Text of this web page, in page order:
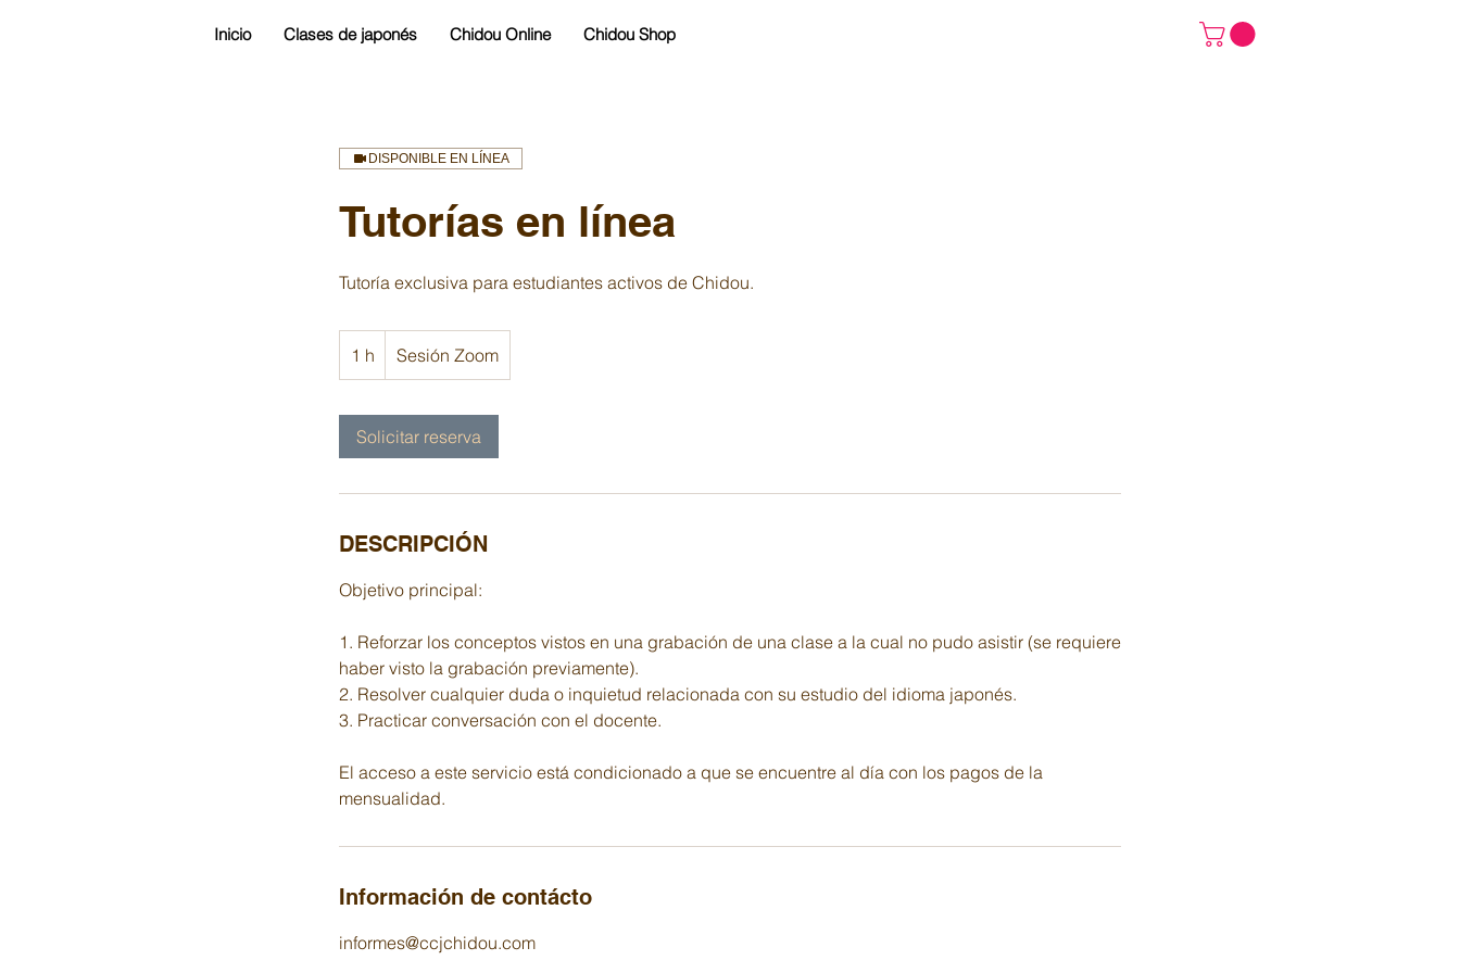
Inicio Clases de japonés Chidou Online Chidou Shop
DISPONIBLE EN LÍNEA
Tutorías en línea
Tutoría exclusiva para estudiantes activos de Chidou.
1 h Sesión Zoom
Solicitar reserva
DESCRIPCIÓN
Objetivo principal:
1. Reforzar los conceptos vistos en una grabación de una clase a la cual no pudo asistir (se requiere
haber visto la grabación previamente).
2. Resolver cualquier duda o inquietud relacionada con su estudio del idioma japonés.
3. Practicar conversación con el docente.
El acceso a este servicio está condicionado a que se encuentre al día con los pagos de la
mensualidad.
Información de contácto
informes@ccjchidou.com